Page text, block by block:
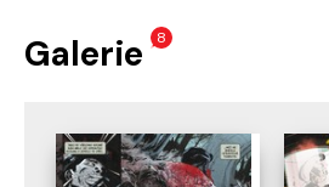
Galerie 8